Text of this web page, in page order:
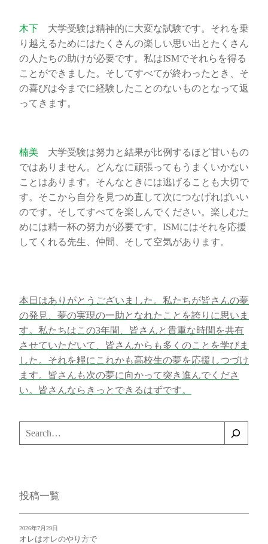
木下
大学受験は精神的に大変な試験です。それを乗
り越えるためにはたくさんの楽しい思い出とたくさん
の人たちの助けが必要です。私はISMでそれらを得る
ことができました。そしてすべてが終わったとき、そ
の喜びは今までに経験したことのないものとなって返
ってきます。
楠美
大学受験は努力と結果が比例するほど甘いもの
ではありません。どんなに頑張ってもうまくいかない
ことはあります。そんなときには逃げることも大切で
す。そこから自分を見つめ直して次につなげればいい
のです。そしてすべてを楽しんでください。楽しむた
めには精一杯の努力が必要です。ISMにはそれを応援
してくれる先生、仲間、そして空気があります。
本日はありがとうございました。私たちが皆さんの夢
の発見、夢の実現の一助となれたことを誇りに思いま
す。私たちはこの3年間、皆さんと貴重な時間を共有
させていただいて、皆さんからも多くのことを学びま
した。それを糧にこれかも高校生の夢を応援しつづけ
ます。皆さんも次の夢に向かって突き進んでくださ
い。皆さんならきっとできるはずです。
検
索
投稿一覧
オレはオレのやり方で
2026年7月29日